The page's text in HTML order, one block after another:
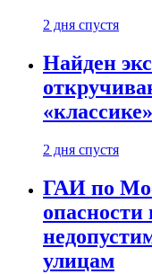
2 дня спустя
Найден
«классике»
2 дня спустя
ГАИ по
опасности
улицам